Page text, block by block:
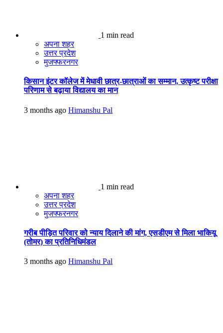
1 min read
अपना शहर
उत्तर प्रदेश
मुजफ्फरनगर
किसान इंटर कॉलेज में मेधावी छात्र-छात्राओं का सम्मान, उत्कृष्ट परीक्षा
परिणाम से बढ़ाया विद्यालय का मान
3 months ago Himanshu Pal
1 min read
अपना शहर
उत्तर प्रदेश
मुजफ्फरनगर
गरीब पीड़ित परिवार को न्याय दिलाने की मांग, एसडीएम से मिला भाकियू
(तोमर) का प्रतिनिधिमंडल
3 months ago Himanshu Pal